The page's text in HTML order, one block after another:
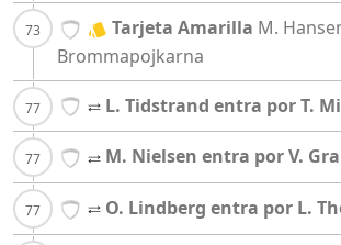
Tarjeta Amarilla M.
Brommapojkarna
L. Tidstrand entra por T.
M. Nielsen entra por V.
O. Lindberg entra por L.